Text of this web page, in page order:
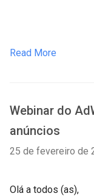
Read More
Webinar do
anúncios
25 de fevereiro de
Olá a todos (as),